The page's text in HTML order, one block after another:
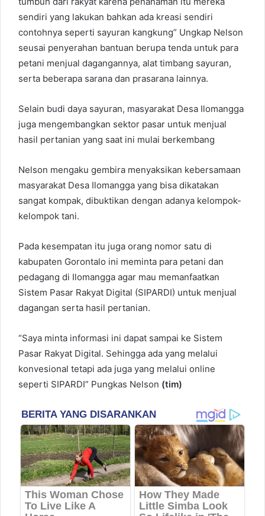
sendiri yang lakukan bahkan ada kreasi sendiri
contohnya seperti sayuran kangkung” Ungkap Nelson
seusai penyerahan bantuan berupa tenda untuk para
petani menjual dagangannya, alat timbang sayuran,
serta beberapa sarana dan prasarana lainnya.
Selain budi daya sayuran, masyarakat Desa Ilomangga
juga mengembangkan sektor pasar untuk menjual
hasil pertanian yang saat ini mulai berkembang
Nelson mengaku gembira menyaksikan kebersamaan
masyarakat Desa Ilomangga yang bisa dikatakan
sangat kompak, dibuktikan dengan adanya kelompok-
kelompok tani.
Pada kesempatan itu juga orang nomor satu di
kabupaten Gorontalo ini meminta para petani dan
pedagang di Ilomangga agar mau memanfaatkan
Sistem Pasar Rakyat Digital (SIPARDI) untuk menjual
dagangan serta hasil pertanian.
“Saya minta informasi ini dapat sampai ke Sistem
Pasar Rakyat Digital. Sehingga ada yang melalui
konvesional tetapi ada juga yang melalui online
seperti SIPARDI” Pungkas Nelson (tim)